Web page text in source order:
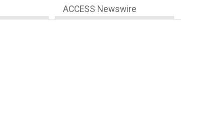
ACCESS Newswire